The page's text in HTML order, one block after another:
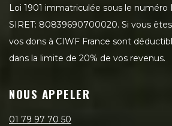
Loi 1901 immatriculée sous le numéro
SIRET: 80839690700020. Si vous
vos dons à CIWF France sont
dans la limite de 20% de vos revenus.
NOUS APPELER
01 79 97 70 50